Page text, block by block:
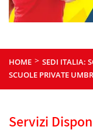
HOME > SEDI ITALIA:
SCUOLE PRIVATE
Servizi